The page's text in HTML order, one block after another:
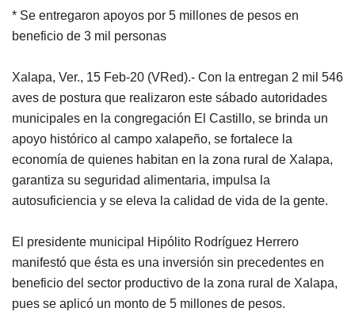
* Se entregaron apoyos por 5 millones de pesos en
beneficio de 3 mil personas
Xalapa, Ver., 15 Feb-20 (VRed).- Con la entregan 2 mil 546
aves de postura que realizaron este sábado autoridades
municipales en la congregación El Castillo, se brinda un
apoyo histórico al campo xalapeño, se fortalece la
economía de quienes habitan en la zona rural de Xalapa,
garantiza su seguridad alimentaria, impulsa la
autosuficiencia y se eleva la calidad de vida de la gente.
El presidente municipal Hipólito Rodríguez Herrero
manifestó que ésta es una inversión sin precedentes en
beneficio del sector productivo de la zona rural de Xalapa,
pues se aplicó un monto de 5 millones de pesos.